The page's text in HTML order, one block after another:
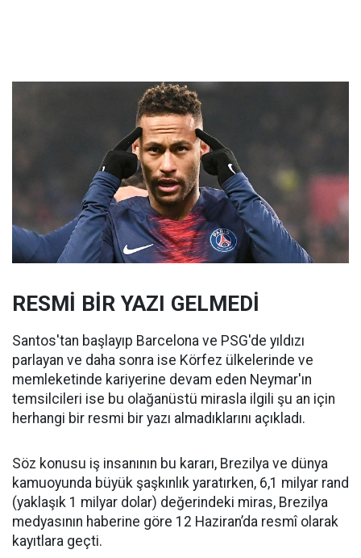
RESMİ BİR YAZI GELMEDİ
Santos'tan başlayıp Barcelona ve PSG'de yıldızı
parlayan ve daha sonra ise Körfez ülkelerinde ve
memleketinde kariyerine devam eden Neymar'ın
temsilcileri ise bu olağanüstü mirasla ilgili şu an için
herhangi bir resmi bir yazı almadıklarını açıkladı.
Söz konusu iş insanının bu kararı, Brezilya ve dünya
kamuoyunda büyük şaşkınlık yaratırken, 6,1 milyar rand
(yaklaşık 1 milyar dolar) değerindeki miras, Brezilya
medyasının haberine göre 12 Haziran’da resmî olarak
kayıtlara geçti.